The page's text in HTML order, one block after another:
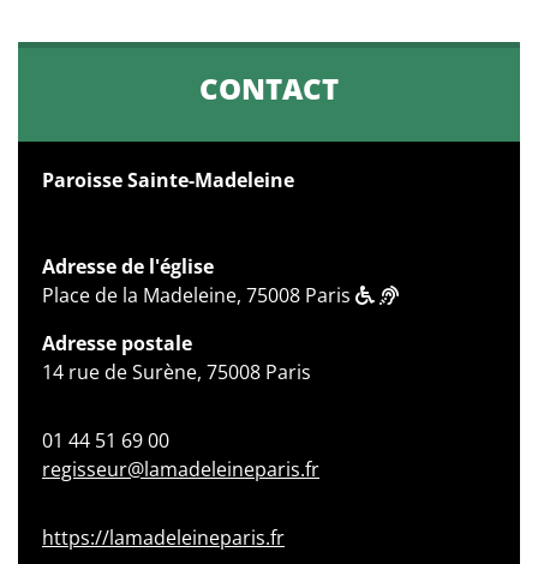
CONTACT
Paroisse Sainte-Madeleine
Adresse de l'église
Place de la Madeleine, 75008 Paris
Adresse postale
14 rue de Surène, 75008 Paris
01 44 51 69 00
regisseur@lamadeleineparis.fr
https://lamadeleineparis.fr